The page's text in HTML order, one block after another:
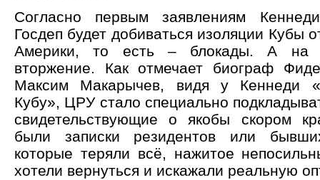
Согласно первым заявлениям
Госдеп будет добиваться изоляции Кубы
Америки, то есть – блокады. А на
вторжение. Как отмечает биограф
Максим Макарычев, видя у Кеннеди
Кубу», ЦРУ стало специально
свидетельствующие о якобы скором
были записки резидентов или
которые теряли всё, нажитое
хотели вернуться и искажали реальную